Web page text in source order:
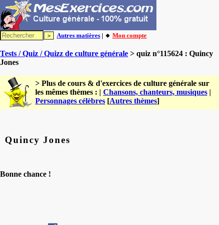
Autres matières | 🔸 Mon compte
Tests / Quiz / Quizz de culture générale > quiz n°115624 : Quincy
Jones
> Plus de cours & d'exercices de culture générale sur
les mêmes thèmes : | Chansons, chanteurs, musiques |
Personnages célèbres [Autres thèmes]
Quincy Jones
Bonne chance !